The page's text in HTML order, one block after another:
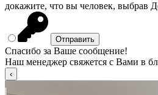
докажите, что вы человек, выбрав
Спасибо за Ваше сообщение!
Наш менеджер свяжется с Вами в